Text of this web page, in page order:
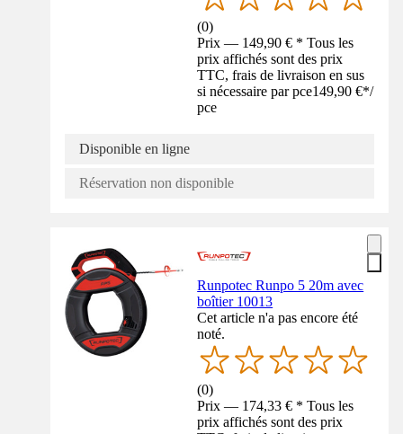
(0)
Prix — 149,90 € * Tous les
prix affichés sont des prix
TTC, frais de livraison en sus
si nécessaire par pce149,90 €*/
pce
Disponible en ligne
Réservation non disponible
Runpotec Runpo 5 20m avec
boîtier 10013
Cet article n'a pas encore été
noté.
(0)
Prix — 174,33 € * Tous les
prix affichés sont des prix